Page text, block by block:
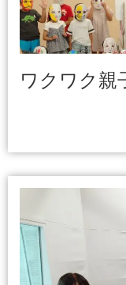
ワクワク親